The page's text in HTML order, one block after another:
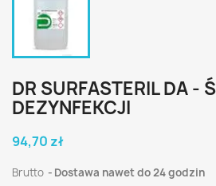
DR SURFASTERIL DA -
DEZYNFEKCJI
94,70 zł
Brutto Dostawa nawet do 24 godzin